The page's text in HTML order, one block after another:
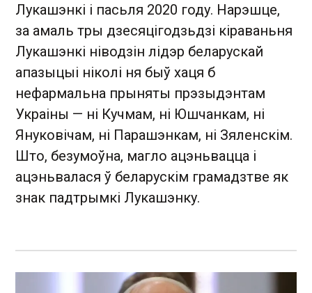
Лукашэнкі і пасьля 2020 году. Нарэшце,
за амаль тры дзесяцігодзьдзі кіраваньня
Лукашэнкі ніводзін лідэр беларускай
апазыцыі ніколі ня быў хаця б
нефармальна прыняты прэзыдэнтам
Украіны — ні Кучмам, ні Юшчанкам, ні
Януковічам, ні Парашэнкам, ні Зяленскім.
Што, безумоўна, магло ацэньвацца і
ацэньвалася ў беларускім грамадзтве як
знак падтрымкі Лукашэнку.